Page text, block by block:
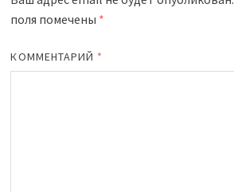
поля помечены *
КОММЕНТАРИЙ *